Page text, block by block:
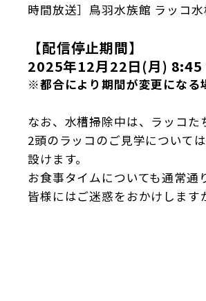
時間放送］鳥羽水族館 ラッコ
【配信停止期間】
2025年12月22日(月)
※都合により期間が変更になる
なお、水槽掃除中は、ラッコた
2頭のラッコのご見学について
設けます。
お食事タイムについても通常通
皆様にはご迷惑をおかけします